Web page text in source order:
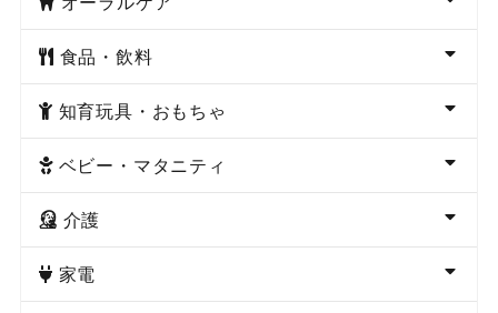
食品・飲料
知育玩具・おもちゃ
ベビー・マタニティ
介護
家電